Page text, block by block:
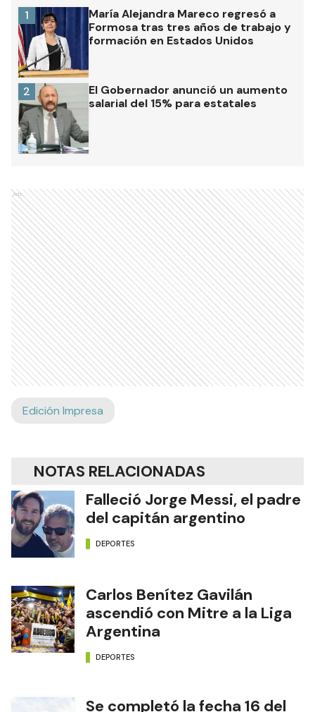
María Alejandra Mareco regresó a
Formosa tras tres años de trabajo y
formación en Estados Unidos
1
El Gobernador anunció un aumento
salarial del 15% para estatales
2
Ads
Edición Impresa
NOTAS RELACIONADAS
Falleció Jorge Messi, el padre
del capitán argentino
DEPORTES
Carlos Benítez Gavilán
ascendió con Mitre a la Liga
Argentina
DEPORTES
Se completó la fecha 16 del